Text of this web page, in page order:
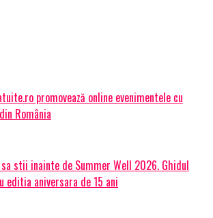
promovează online evenimentele cu
România
stii inainte de Summer Well 2026. Ghidul
editia aniversara de 15 ani